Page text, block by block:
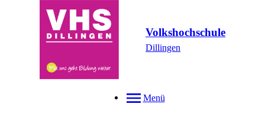
Volkshochschule
Dillingen
Menü